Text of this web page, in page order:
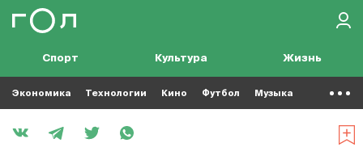
Спорт Культура Жизнь
Экономика Технологии Кино Футбол Музыка